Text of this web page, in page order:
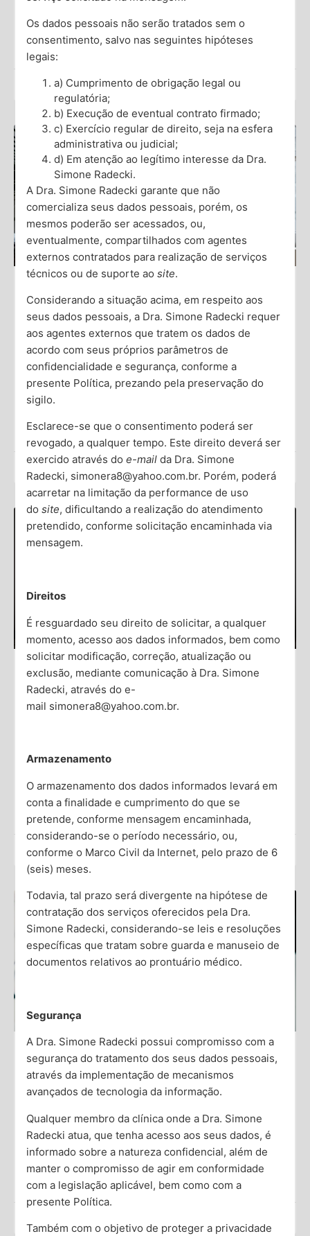
Dra. Simone Radecki
Ansiedade Antecipatória: Definição,
Sintomas e O que Você Pode Fazer
A ansiedade é uma reação comum diante de situações
que percebemos como ameaçadoras. No entanto, a
ansiedade antecipatória se distingue porque ocorre
antes mesmo de
Saiba Mais →
Dra. Simone Radecki
Diferenças entre Ataque de Pânico e
Ataque de Ansiedade
No entanto, são condições distintas, com diferenças
Saiba Mais →
Dra. Simone Radecki
Quando Consultar um Psiquiatra:
Guia Prático
Entender quando buscar ajuda de um psiquiatra pode
ser desafiador. Muitas vezes, dúvidas e estigmas em
torno da saúde mental nos impedem de dar esse
Saiba Mais →
Os dados pessoais não serão tratados sem o
consentimento, salvo nas seguintes hipóteses
legais:
a) Cumprimento de obrigação legal ou
regulatória;
b) Execução de eventual contrato firmado;
c) Exercício regular de direito, seja na esfera
administrativa ou judicial;
d) Em atenção ao legítimo interesse da Dra.
Simone Radecki.
A Dra. Simone Radecki garante que não
comercializa seus dados pessoais, porém, os
mesmos poderão ser acessados, ou,
eventualmente, compartilhados com agentes
externos contratados para realização de serviços
técnicos ou de suporte aosite.
Considerando a situação acima, em respeito aos
seus dados pessoais, a Dra. Simone Radecki requer
aos agentes externos que tratem os dados de
acordo com seus próprios parâmetros de
confidencialidade e segurança, conforme a
presente Política, prezando pela preservação do
sigilo.
Esclarece-se que o consentimento poderá ser
revogado, a qualquer tempo. Este direito deverá ser
exercido através doe-mail da Dra. Simone
Radecki, simonera8@yahoo.com.br. Porém, poderá
acarretar na limitação da performance de uso
dosite, dificultando a realização do atendimento
pretendido, conforme solicitação encaminhada via
mensagem.
Direitos
É resguardado seu direito de solicitar, a qualquer
momento, acesso aos dados informados, bem como
solicitar modificação, correção, atualização ou
exclusão, mediante comunicação à Dra. Simone
Radecki, através do e-
mail simonera8@yahoo.com.br.
Armazenamento
O armazenamento dos dados informados levará em
conta a finalidade e cumprimento do que se
pretende, conforme mensagem encaminhada,
considerando-se o período necessário, ou,
conforme o Marco Civil da Internet, pelo prazo de 6
(seis) meses.
Todavia, tal prazo será divergente na hipótese de
contratação dos serviços oferecidos pela Dra.
Simone Radecki, considerando-se leis e resoluções
específicas que tratam sobre guarda e manuseio de
documentos relativos ao prontuário médico.
Segurança
A Dra. Simone Radecki possui compromisso com a
segurança do tratamento dos seus dados pessoais,
através da implementação de mecanismos
avançados de tecnologia da informação.
Qualquer membro da clínica onde a Dra. Simone
Radecki atua, que tenha acesso aos seus dados, é
informado sobre a natureza confidencial, além de
manter o compromisso de agir em conformidade
com a legislação aplicável, bem como com a
presente Política.
Também com o objetivo de proteger a privacidade